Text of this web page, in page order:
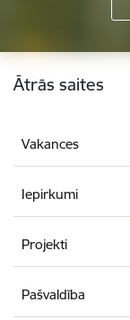
Kājene
Ātrās saites
Vakances
Iepirkumi
Projekti
Pašvaldība